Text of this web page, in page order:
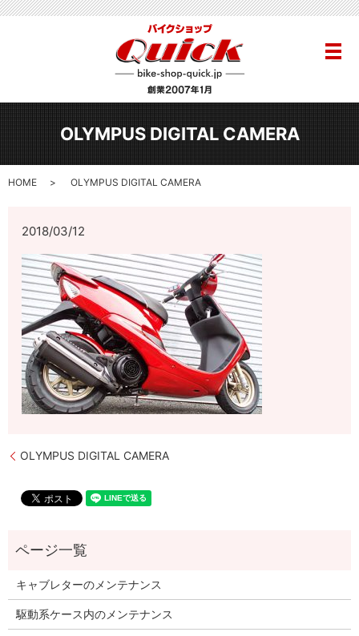
メ
OLYMPUS DIGITAL CAMERA
HOME OLYMPUS DIGITAL CAMERA
2018/03/12
OLYMPUS DIGITAL CAMERA
キャブレターのメンテナンス
駆動系ケース内のメンテナンス